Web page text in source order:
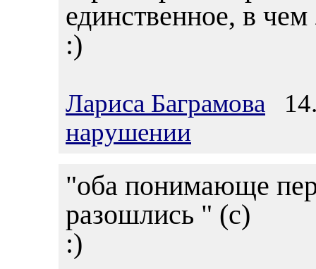
единственное, в
:)
Лариса Баграмова
нарушении
"оба понимающе
разошлись " (с)
:)